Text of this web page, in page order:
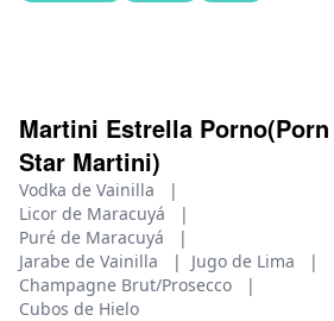
Martini Estrella Porno(Porn
Star Martini)
Vodka de Vainilla
|
Licor de Maracuyá
|
Puré de Maracuyá
|
Jarabe de Vainilla
| Jugo de Lima
|
Champagne Brut/Prosecco
|
Cubos de Hielo